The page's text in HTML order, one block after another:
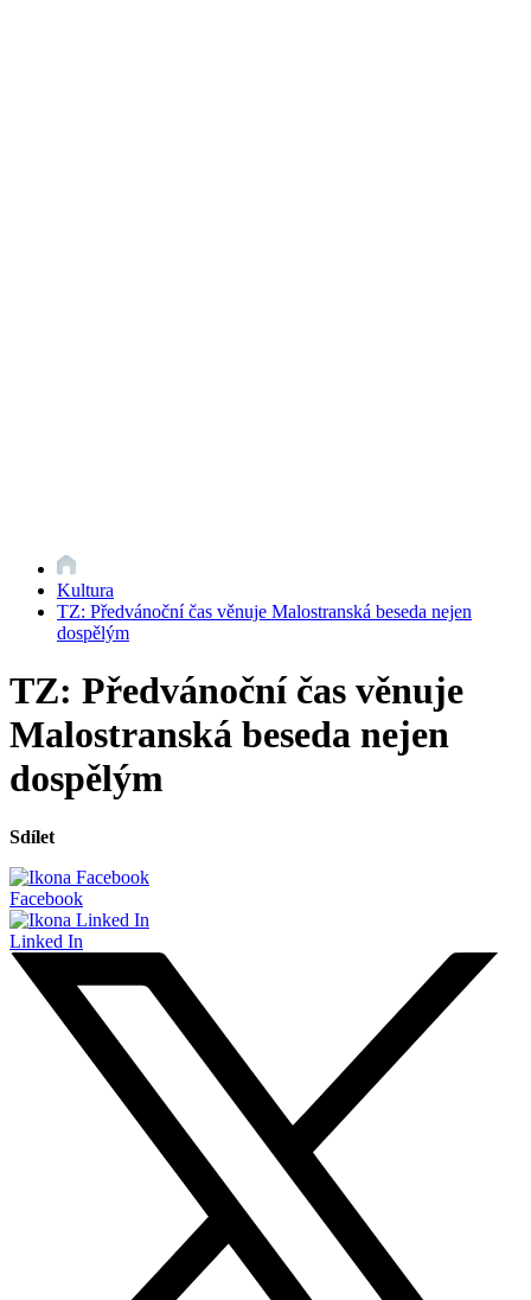
Kultura
TZ: Předvánoční čas věnuje Malostranská beseda nejen
dospělým
TZ: Předvánoční čas věnuje
Malostranská beseda nejen
dospělým
Sdílet
Facebook
Linked In